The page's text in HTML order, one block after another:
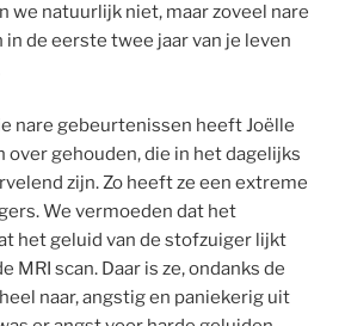
we natuurlijk niet, maar zoveel nare
de eerste twee jaar van je leven
nare gebeurtenissen heeft Joëlle
over gehouden, die in het dagelijks
zijn. Zo heeft ze een extreme
We vermoeden dat het
het geluid van de stofzuiger lijkt
MRI scan. Daar is ze, ondanks de
naar, angstig en paniekerig uit